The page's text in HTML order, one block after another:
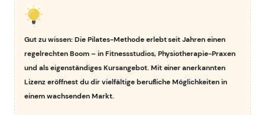
Gut zu wissen: Die Pilates-Methode erlebt seit Jahren einen
regelrechten Boom – in Fitnessstudios, Physiotherapie-Praxen
und als eigenständiges Kursangebot. Mit einer anerkannten
Lizenz eröffnest du dir vielfältige berufliche Möglichkeiten in
einem wachsenden Markt.